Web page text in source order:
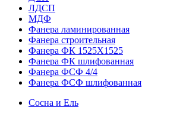
ЛДСП
МДФ
Фанера ламинированная
Фанера строительная
Фанера ФК 1525Х1525
Фанера ФК шлифованная
Фанера ФСФ 4/4
Фанера ФСФ шлифованная
Сосна и Ель